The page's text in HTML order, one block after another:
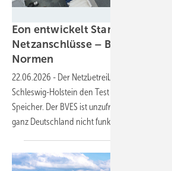
Eon entwickelt Standard für
Netzanschlüsse – BVES warnt
Normen
22.06.2026 - Der Netzbetreiber startet mit
Schleswig-Holstein den Test von flexiblen
Speicher. Der BVES ist unzufrieden, da ein
ganz Deutschland nichtfunktioniert.